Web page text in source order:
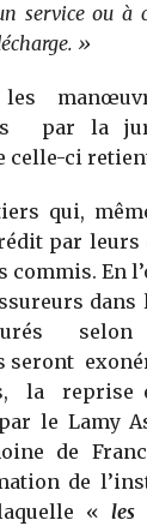
service ou à
»
par la
celle-ci
qui,
par leurs
commis. En
selon
seront
la reprise
le Lamy
de
de
laquelle «les